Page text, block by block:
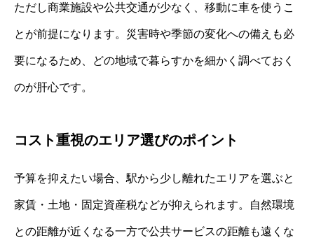
ただし商業施設や公共交通が少なく、移動に車を使うこ
とが前提になります。災害時や季節の変化への備えも必
要になるため、どの地域で暮らすかを細かく調べておく
のが肝心です。
コスト重視のエリア選びのポイント
予算を抑えたい場合、駅から少し離れたエリアを選ぶと
家賃・土地・固定資産税などが抑えられます。自然環境
との距離が近くなる一方で公共サービスの距離も遠くな